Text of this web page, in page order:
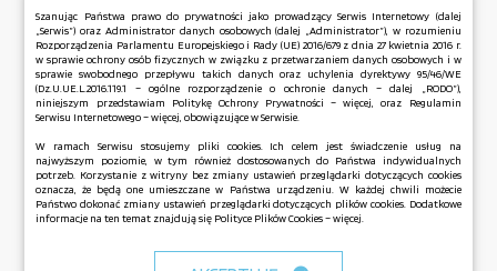
REGON:381 583 006
Regulamin serwisu
Polityka Ochrony Prywatności
Polityka Plików Cookies
Mapa strony
Szanując Państwa prawo do prywatności jako prowadzący Serwis Internetowy (dalej
„Serwis”) oraz Administrator danych osobowych (dalej „Administrator”), w rozumieniu
Rozporządzenia Parlamentu Europejskiego i Rady (UE) 2016/679 z dnia 27 kwietnia 2016 r.
w sprawie ochrony osób fizycznych w związku z przetwarzaniem danych osobowych i w
sprawie swobodnego przepływu takich danych oraz uchylenia dyrektywy 95/46/WE
(Dz.U.UE.L.2016.119.1 – ogólne rozporządzenie o ochronie danych – dalej „RODO”),
niniejszym przedstawiam Politykę Ochrony Prywatności – więcej, oraz Regulamin
Serwisu Internetowego – więcej, obowiązujące w Serwisie.
W ramach Serwisu stosujemy pliki cookies. Ich celem jest świadczenie usług na
najwyższym poziomie, w tym również dostosowanych do Państwa indywidualnych
potrzeb. Korzystanie z witryny bez zmiany ustawień przeglądarki dotyczących cookies
oznacza, że będą one umieszczane w Państwa urządzeniu. W każdej chwili możecie
Państwo dokonać zmiany ustawień przeglądarki dotyczących plików cookies. Dodatkowe
informacje na ten temat znajdują się Polityce Plików Cookies – więcej.